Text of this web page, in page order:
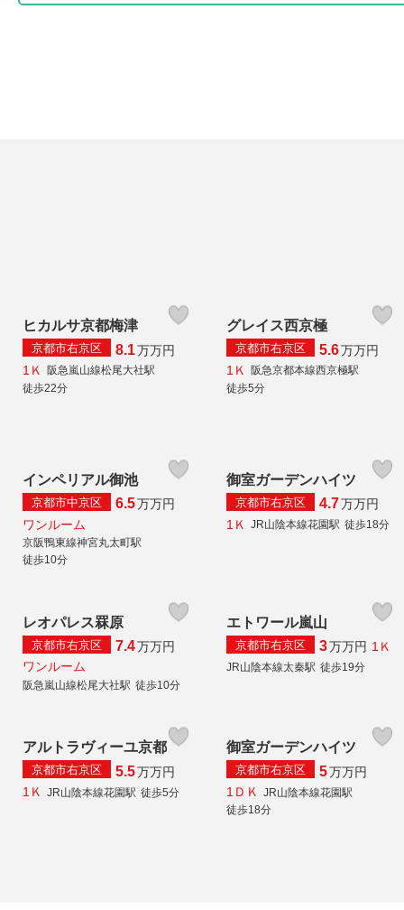
ヒカルサ京都梅津
京都市右京区 8.1万万円
1Ｋ
阪急嵐山線松尾大社駅
徒歩22分
グレイス西京極
京都市右京区 5.6万万円
1Ｋ
阪急京都本線西京極駅
徒歩5分
インペリアル御池
京都市中京区 6.5万万円
ワンルーム
京阪鴨東線神宮丸太町駅
徒歩10分
御室ガーデンハイツ
京都市右京区 4.7万万円
1Ｋ
JR山陰本線花園駅 徒歩18分
レオパレス罧原
京都市右京区 7.4万万円
ワンルーム
阪急嵐山線松尾大社駅 徒歩10分
エトワール嵐山
京都市右京区 3万万円 1Ｋ
JR山陰本線太秦駅 徒歩19分
アルトラヴィーユ京都
京都市右京区 5.5万万円
1Ｋ
JR山陰本線花園駅 徒歩5分
御室ガーデンハイツ
京都市右京区 5万万円
1ＤＫ
JR山陰本線花園駅
徒歩18分